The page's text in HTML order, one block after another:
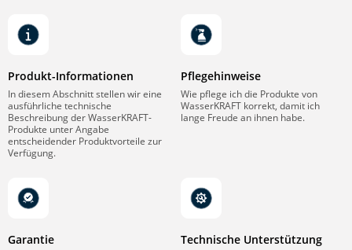
Produkt-Informationen
In diesem Abschnitt stellen wir eine
ausführliche technische
Beschreibung der WasserKRAFT-
Produkte unter Angabe
entscheidender Produktvorteile zur
Verfügung.
Pflegehinweise
Wie pflege ich die Produkte von
WasserKRAFT korrekt, damit ich
lange Freude an ihnen habe.
Garantie Technische Unterstützung